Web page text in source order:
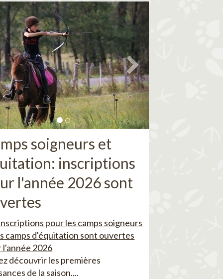
soigneurs et
inscriptions
l'année 2026 sont
pour les camps soigneurs
camps d'équitation sont ouvertes
l'année 2026
découvrir les premières
de la saison....